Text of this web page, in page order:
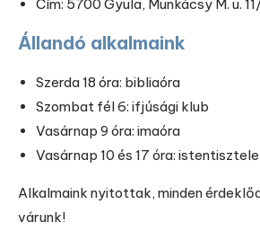
Cím: 5700 Gyula, Munkácsy M. u.
Állandó alkalmaink
Szerda 18 óra: bibliaóra
Szombat fél 6: ifjúsági klub
Vasárnap 9 óra: imaóra
Vasárnap 10 és 17 óra:
Alkalmaink nyitottak, minden
várunk!